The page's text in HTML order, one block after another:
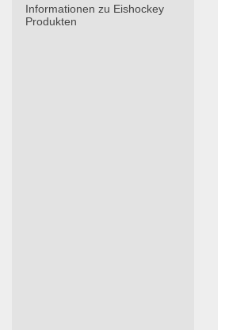
Informationen zu Eishockey
Produkten